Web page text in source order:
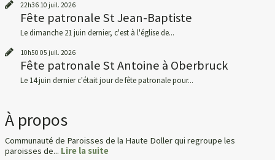
22h36 10 juil. 2026
Fête patronale St Jean-Baptiste
Le dimanche 21 juin dernier, c'est à l'église de...
10h50 05 juil. 2026
Fête patronale St Antoine à Oberbruck
Le 14 juin dernier c'était jour de fête patronale pour...
À propos
Communauté de Paroisses de la Haute Doller qui regroupe les
paroisses de... Lire la suite